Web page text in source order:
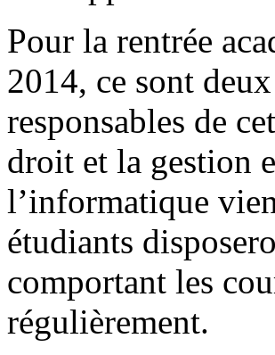
Pour la rentrée
2014, ce sont
responsables de
droit et la gestion
l’informatique
étudiants
comportant les
régulièrement.